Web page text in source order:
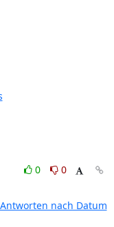
0
0
nach Datum